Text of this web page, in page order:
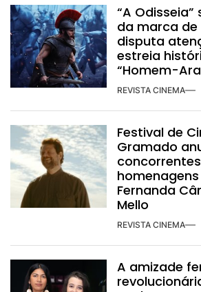
“A
da marca de
disputa
estreia
“Homem-
REVISTA CINEMA
Festival de
Gramado
Fernanda
Mello
REVISTA CINEMA
A amizade